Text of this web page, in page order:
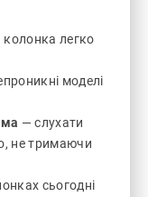
легко
моделі
— слухати
не тримаючи
сьогодні